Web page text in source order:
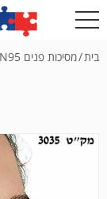
בית/מסיכות פנים N95